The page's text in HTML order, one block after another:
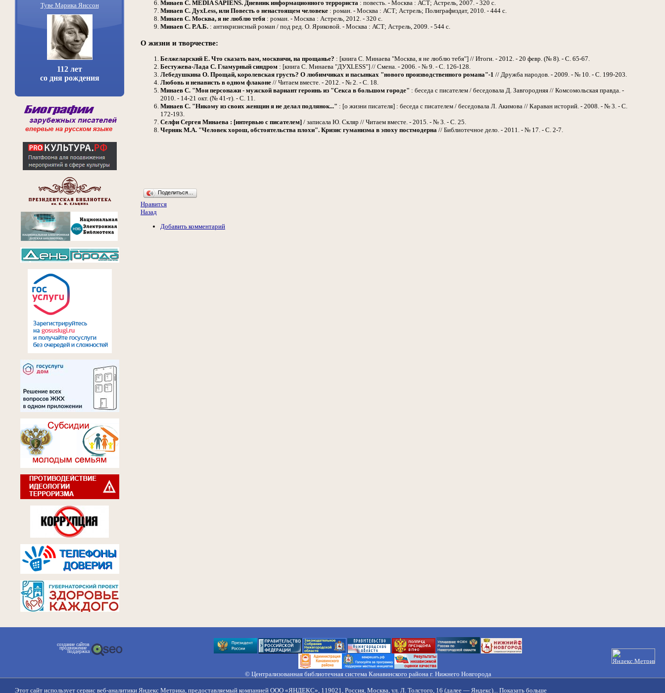
Туве Марика Янссон
112 лет
со дня рождения
Минаев С. MEDIA SAPIENS. Дневник информационного террориста : повесть. - Москва : АСТ; Астрель, 2007. - 320 с.
Минаев С. ДухLess, или Повесть о ненастоящем человеке : роман. - Москва : АСТ; Астрель; Полиграфиздат, 2010. - 444 с.
Минаев С. Москва, я не люблю тебя : роман. - Москва : Астрель, 2012. - 320 с.
Минаев С. Р.А.Б. : антикризисный роман / под ред. О. Яриковой. - Москва : АСТ; Астрель, 2009. - 544 с.
О жизни и творчестве:
Белжеларский Е. Что сказать вам, москвичи, на прощанье? : [книга С. Минаева "Москва, я не люблю тебя"] // Итоги. - 2012. - 20 февр. (№ 8). - С. 65-67.
Бестужева-Лада С. Гламурный синдром : [книга С. Минаева "ДУXLESS"] // Смена. - 2006. - № 9. - С. 126-128.
Лебедушкина О. Прощай, королевская грусть? О любимчиках и пасынках "нового производственного романа"-1 // Дружба народов. - 2009. - № 10. - С. 199-203.
Любовь и ненависть в одном флаконе // Читаем вместе. - 2012. - № 2. - С. 18.
Минаев С. "Мои персонажи - мужской вариант героинь из "Секса в большом городе" : беседа с писателем / беседовала Д. Завгородняя // Комсомольская правда. -
2010. - 14-21 окт. (№ 41-т). - С. 11.
Минаев С. "Никому из своих женщин я не делал подлянок..." : [о жизни писателя] : беседа с писателем / беседовала Л. Акимова // Караван историй. - 2008. - № 3. - С.
172-193.
Селфи Сергея Минаева : [интервью с писателем] / записала Ю. Скляр // Читаем вместе. - 2015. - № 3. - С. 25.
Черняк М.А. "Человек хорош, обстоятельства плохи". Кризис гуманизма в эпоху постмодерна // Библиотечное дело. - 2011. - № 17. - С. 2-7.
Поделиться…
Нравится
Назад
Добавить комментарий
создание сайтов
продвижение
поддержка
© Централизованная библиотечная система Канавинского района г. Нижнего Новгорода
Правила обработки персональных данных
Этот сайт использует сервис веб-аналитики Яндекс Метрика, предоставляемый компанией ООО «ЯНДЕКС», 119021, Россия, Москва, ул. Л. Толстого, 16 (далее — Яндекс)... Показать больше